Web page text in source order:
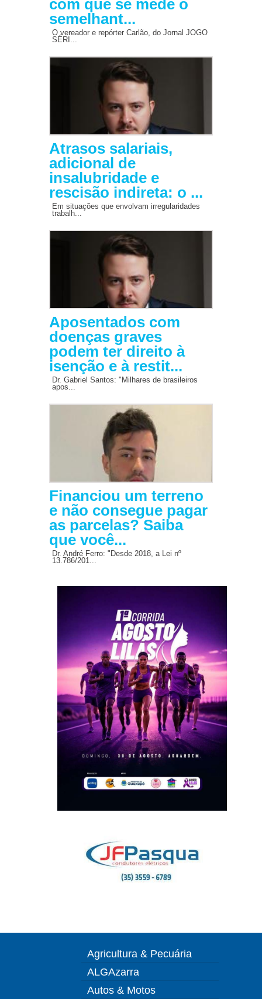
com que se mede o
semelhant...
O vereador e repórter Carlão, do Jornal JOGO
SÉRI...
Atrasos salariais,
adicional de
insalubridade e
rescisão indireta: o ...
Em situações que envolvam irregularidades
trabalh...
Aposentados com
doenças graves
podem ter direito à
isenção e à restit...
Dr. Gabriel Santos: "Milhares de brasileiros
apos...
Financiou um terreno
e não consegue pagar
as parcelas? Saiba
que você...
Dr. André Ferro: "Desde 2018, a Lei nº
13.786/201...
Agricultura & Pecuária
ALGAzarra
Autos & Motos